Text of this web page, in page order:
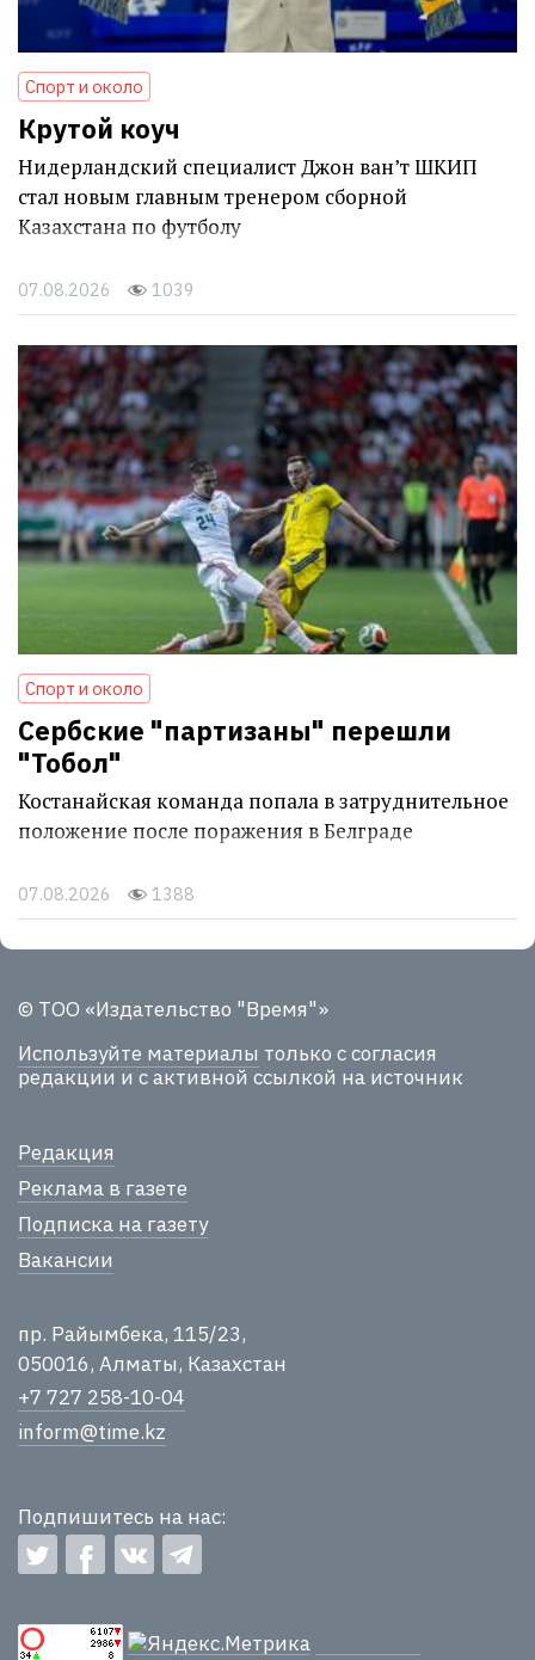
Спорт и около
Крутой коуч
Нидерландский специалист Джон ван’т ШКИП
стал новым главным тренером сборной
Казахстана по футболу
07.08.2026 1039
Спорт и около
Сербские "партизаны" перешли
"Тобол"
Костанайская команда попала в затруднительное
положение после поражения в Белграде
07.08.2026 1388
© ТОО «Издательство "Время"»
Используйте материалы только с согласия
редакции и с активной ссылкой на источник
Редакция
Реклама в газете
Подписка на газету
Вакансии
пр. Райымбека, 115/23,
050016, Алматы, Казахстан
+7 727 258-10-04
inform@time.kz
Подпишитесь на нас: